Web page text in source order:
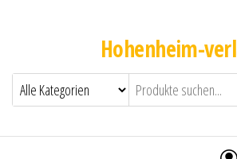
Hohenheim-